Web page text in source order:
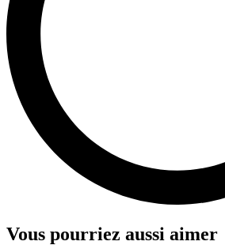
Vous pourriez aussi aimer